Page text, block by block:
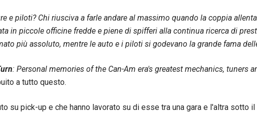
e piloti? Chi riusciva a farle andare al massimo quando la coppia
in piccole officine fredde e piene di spifferi alla continua ricerca di
più assoluto, mentre le auto e i piloti si godevano la grande fama
: Personal memories of the Can-Am era's greatest mechanics, tuners
a tutto questo.
su pick-up e che hanno lavorato su di esse tra una gara e l'altra sotto